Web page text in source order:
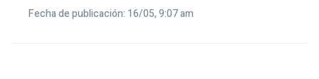
Fecha de publicación: 16/05, 9:07 am